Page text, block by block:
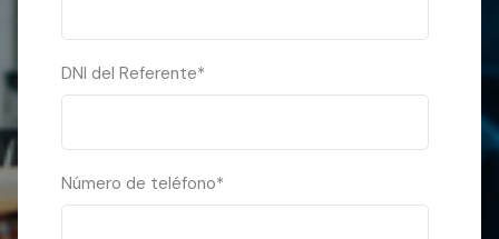
DNI del Referente*
Número de teléfono*